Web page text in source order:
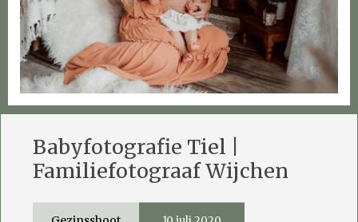
Babyfotografie Tiel |
Familiefotograaf Wijchen